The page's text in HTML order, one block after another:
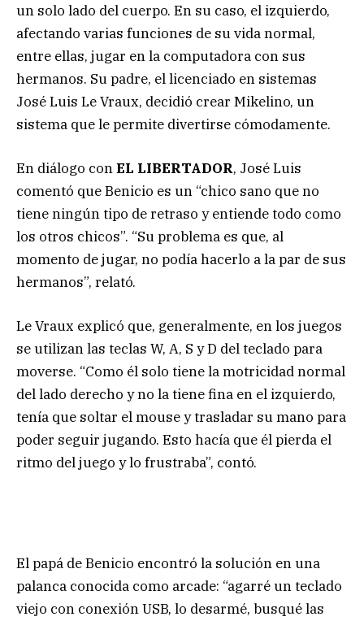
un solo lado del cuerpo. En su caso, el izquierdo,
afectando varias funciones de su vida normal,
entre ellas, jugar en la computadora con sus
hermanos. Su padre, el licenciado en sistemas
José Luis Le Vraux, decidió crear Mikelino, un
sistema que le permite divertirse cómodamente.
En diálogo conEL LIBERTADOR, José Luis
comentó que Benicio es un “chico sano que no
tiene ningún tipo de retraso y entiende todo como
los otros chicos”. “Su problema es que, al
momento de jugar, no podía hacerlo a la par de sus
hermanos”, relató.
Le Vraux explicó que, generalmente, en los juegos
se utilizan las teclas W, A, S y D del teclado para
moverse. “Como él solo tiene la motricidad normal
del lado derecho y no la tiene fina en el izquierdo,
tenía que soltar el mouse y trasladar su mano para
poder seguir jugando. Esto hacía que él pierda el
ritmo del juego y lo frustraba”, contó.
El papá de Benicio encontró la solución en una
palanca conocida como arcade: “agarré un teclado
viejo con conexión USB, lo desarmé, busqué las